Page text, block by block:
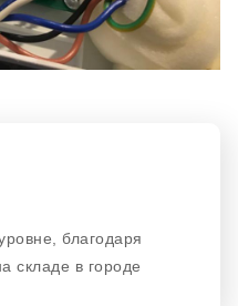
благодаря
складе в городе